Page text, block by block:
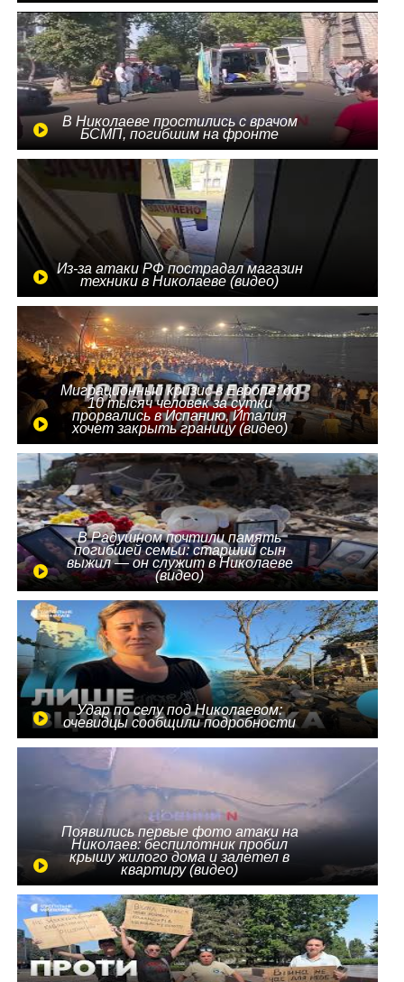
В Николаеве простились с врачом
БСМП, погибшим на фронте
Из-за атаки РФ пострадал магазин
техники в Николаеве (видео)
Миграционный кризис в Европе: до
10 тысяч человек за сутки
прорвались в Испанию, Италия
хочет закрыть границу (видео)
В Радушном почтили память
погибшей семьи: старший сын
выжил — он служит в Николаеве
(видео)
Удар по селу под Николаевом:
очевидцы сообщили подробности
Появились первые фото атаки на
Николаев: беспилотник пробил
крышу жилого дома и залетел в
квартиру (видео)